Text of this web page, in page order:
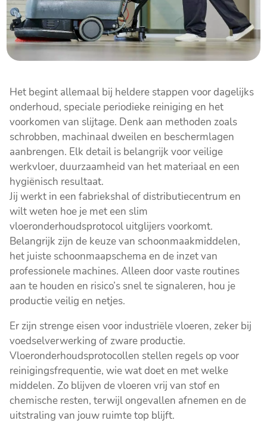
Het begint allemaal bij heldere stappen voor dagelijks
onderhoud, speciale periodieke reiniging en het
voorkomen van slijtage. Denk aan methoden zoals
schrobben, machinaal dweilen en beschermlagen
aanbrengen. Elk detail is belangrijk voor veilige
werkvloer, duurzaamheid van het materiaal en een
hygiënisch resultaat.
Jij werkt in een fabriekshal of distributiecentrum en
wilt weten hoe je met een slim
vloeronderhoudsprotocol uitglijers voorkomt.
Belangrijk zijn de keuze van schoonmaakmiddelen,
het juiste schoonmaapschema en de inzet van
professionele machines. Alleen door vaste routines
aan te houden en risico’s snel te signaleren, hou je
productie veilig en netjes.
Er zijn strenge eisen voor industriële vloeren, zeker bij
voedselverwerking of zware productie.
Vloeronderhoudsprotocollen stellen regels op voor
reinigingsfrequentie, wie wat doet en met welke
middelen. Zo blijven de vloeren vrij van stof en
chemische resten, terwijl ongevallen afnemen en de
uitstraling van jouw ruimte top blijft.